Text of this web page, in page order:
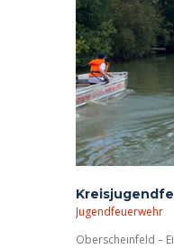
Jugendfeuerwehr
Oberscheinfeld –